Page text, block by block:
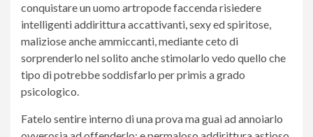
conquistare un uomo artropode faccenda risiedere
intelligenti addirittura accattivanti, sexy ed spiritose,
maliziose anche ammiccanti, mediante ceto di
sorprenderlo nel solito anche stimolarlo vedo quello che
tipo di potrebbe soddisfarlo per primis a grado
psicologico.
Fatelo sentire interno di una prova ma guai ad annoiarlo